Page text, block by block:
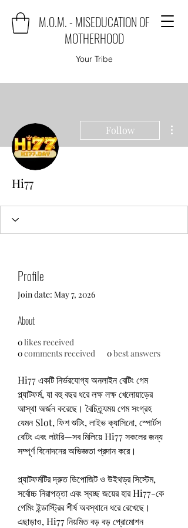
M.O.M. - MISEDUCATION OF
MOTHERHOOD
Your Tribe
Follow
Hi77
Profile
Join date: May 7, 2026
About
0likes received
0comments received 0best answers
Hi77 একটি নির্ভরযোগ্য অনলাইন বেটিং গেম
প্ল্যাটফর্ম, যা বহু বছর ধরে লক্ষ লক্ষ খেলোয়াড়ের
আস্থা অর্জন করেছে। বৈচিত্র্যময় গেম সংগ্রহ
যেমন Slot, ফিশ শুটিং, লাইভ ক্যাসিনো, স্পোর্টস
বেটিং এবং লটারি—সব মিলিয়ে Hi77 সকলের জন্য
সম্পূর্ণ বিনোদনের অভিজ্ঞতা প্রদান করে।
প্ল্যাটফর্মটির দ্রুত ডিপোজিট ও উইথড্র সিস্টেম,
সর্বোচ্চ নিরাপত্তা এবং স্বচ্ছ জয়ের হার Hi77-কে
গেমিং ইন্ডাস্ট্রির শীর্ষ অবস্থানে ধরে রেখেছে।
এছাড়াও, Hi77 নিয়মিত বড় বড় প্রোমোশন